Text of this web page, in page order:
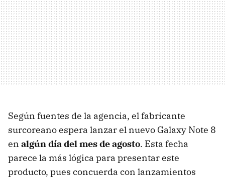
Según fuentes de la agencia, el fabricante
surcoreano espera lanzar el nuevo Galaxy Note 8
en algún día del mes de agosto. Esta fecha
parece la más lógica para presentar este
producto, pues concuerda con lanzamientos